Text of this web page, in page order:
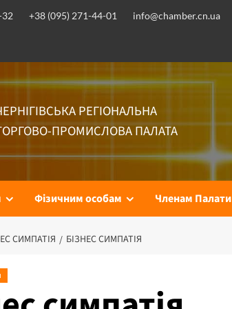
32 +38 (095) 271-44-01 info@chamber.cn.ua
РЕГІОНАЛЬНА
ПРОМИСЛОВА ПАЛАТА
Фізичним особам Членам Палати
СИМПАТІЯ БІЗНЕС СИМПАТІЯ